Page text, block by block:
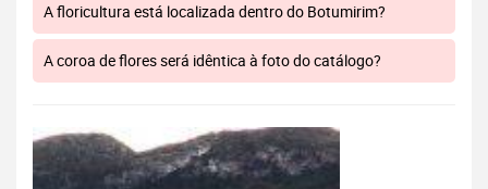
A floricultura está localizada dentro do Botumirim?
A coroa de flores será idêntica à foto do catálogo?